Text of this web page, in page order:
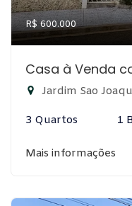
R$ 600.000
Casa à Venda
Jardim Sao
3 Quartos 1
Mais informações